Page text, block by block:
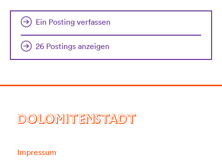
Ein Posting verfassen
26 Postings anzeigen
DOLOMITENSTADT
Impressum